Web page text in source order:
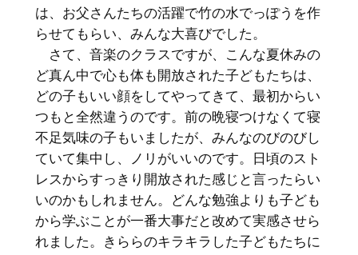
は、お父さんたちの活躍で竹の水でっぽうを作
らせてもらい、みんな大喜びでした。
さて、音楽のクラスですが、こんな夏休みの
ど真ん中で心も体も開放された子どもたちは、
どの子もいい顔をしてやってきて、最初からい
つもと全然違うのです。前の晩寝つけなくて寝
不足気味の子もいましたが、みんなのびのびし
ていて集中し、ノリがいいのです。日頃のスト
レスからすっきり開放された感じと言ったらい
いのかもしれません。どんな勉強よりも子ども
から学ぶことが一番大事だと改めて実感させら
れました。きららのキラキラした子どもたちに